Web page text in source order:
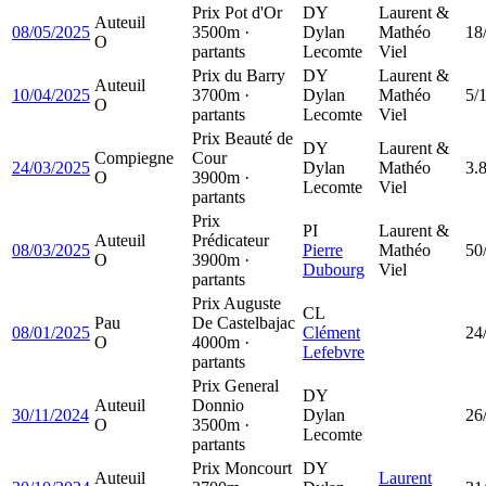
08/05/2025
Auteuil
O
Prix Pot d'Or
3500m ·
partants
DY
Dylan
Lecomte
Laurent &
Mathéo
Viel
10/04/2025
Auteuil
O
Prix du Barry
3700m ·
partants
DY
Dylan
Lecomte
Laurent &
Mathéo
Viel
5/1
24/03/2025
Compiegne
O
Prix Beauté de
Cour
3900m ·
partants
DY
Dylan
Lecomte
Laurent &
Mathéo
Viel
08/03/2025
Auteuil
O
Prix
Prédicateur
3900m ·
partants
PI
Pierre
Dubourg
Laurent &
Mathéo
Viel
08/01/2025
Pau
O
Prix Auguste
De Castelbajac
4000m ·
partants
CL
Clément
Lefebvre
30/11/2024
Auteuil
O
Prix General
Donnio
3500m ·
partants
DY
Dylan
Lecomte
Auteuil
Prix Moncourt DY
Laurent